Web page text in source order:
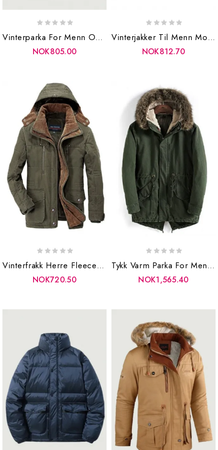
Vinterparka For Menn Overvinner Minkpels Fritidsjakke Pels Stående Kragejakke Vinterjakke Og Frakk
NOK805.00
Vinterjakker Til Menn Motorsykkeljakke Klær Parkas Herrefrakk Varsity Yttertøy
NOK812.70
Vinterfrakk Herre Fleece Varm Bomull Parkas Herrejakke Tykk Jakke Polstret
NOK720.50
Tykk Varm Parka For Menn Pelskrage Vinter Kåper Høy Kvalitet Hette Vindtett Bomull Lang Jakke Overtrekk
NOK1,565.40